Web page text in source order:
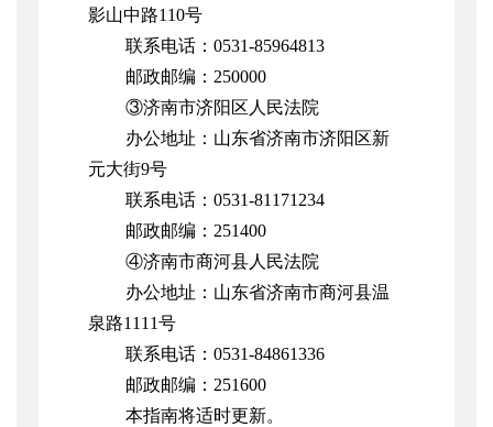
影山中路110号
联系电话：0531-85964813
邮政邮编：250000
③济南市济阳区人民法院
办公地址：山东省济南市济阳区新
元大街9号
联系电话：0531-81171234
邮政邮编：251400
④济南市商河县人民法院
办公地址： 山东省济南市商河县温
泉路1111号
联系电话：0531-84861336
邮政邮编：251600
本指南将适时更新。